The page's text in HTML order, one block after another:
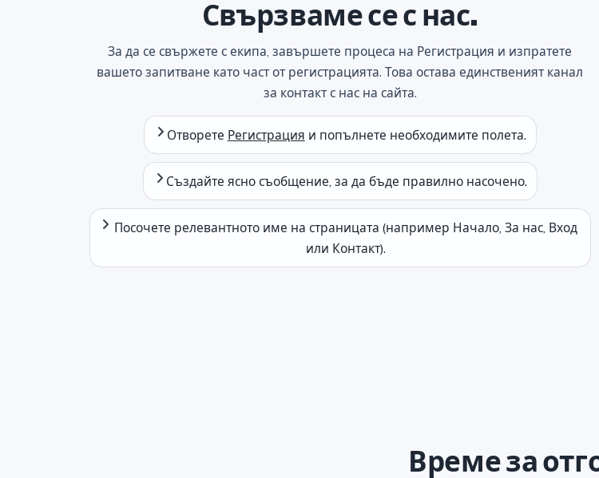
Свързваме се с нас.
За да се свържете с екипа, завършете процеса на Регистрация и изпратете
вашето запитване като част от регистрацията. Това остава единственият канал
за контакт с нас на сайта.
Отворете Регистрация и попълнете необходимите полета.
Създайте ясно съобщение, за да бъде правилно насочено.
Посочете релевантното име на страницата (например Начало, За нас, Вход
или Контакт).
Време за